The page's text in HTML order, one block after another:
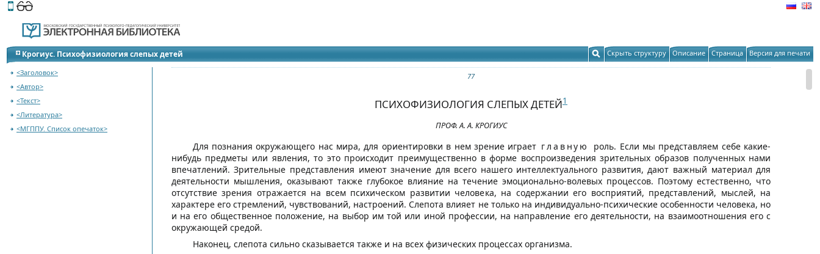
Этот сайт поддерживает
Крогиус. Психофизиология слепых детей Скрыть структуру Описание Страница Версия для печати
<Заголовок>
<Автор>
<Текст>
<Литература>
<МГППУ. Список опечаток>
Перейти на оглавление сборника
77
ПСИХОФИЗИОЛОГИЯ СЛЕПЫХ ДЕТЕЙ1
ПРОФ. А. А. КРОГИУС
Для познания окружающего нас мира, для ориентировки в нем зрение играет главную роль. Если мы представляем себе какие-
нибудь предметы или явления, то это происходит преимущественно в форме воспроизведения зрительных образов полученных нами
впечатлений. Зрительные представления имеют значение для всего нашего интеллектуального развития, дают важный материал для
деятельности мышления, оказывают также глубокое влияние на течение эмоционально-волевых процессов. Поэтому естественно, что
отсутствие зрения отражается на всем психическом развитии человека, на содержании его восприятий, представлений, мыслей, на
характере его стремлений, чувствований, настроений. Слепота влияет не только на индивидуально-психические особенности человека, но
и на его общественное положение, на выбор им той или иной профессии, на направление его деятельности, на взаимоотношения его с
окружающей средой.
Наконец, слепота сильно сказывается также и на всех физических процессах организма.